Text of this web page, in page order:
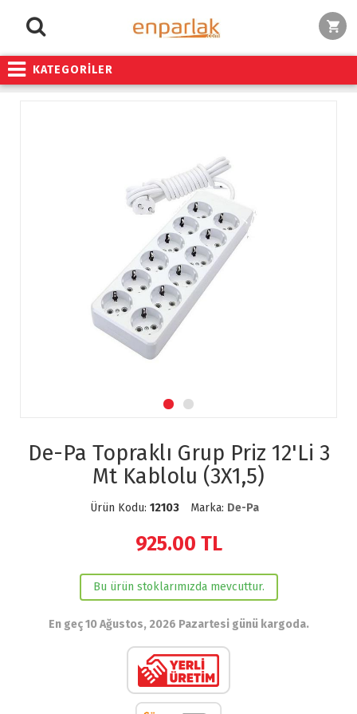
KATEGORİLER
De-Pa Topraklı Grup Priz 12'Li 3
Mt Kablolu (3X1,5)
Ürün Kodu: 12103 Marka: De-Pa
925.00 TL
Bu ürün stoklarımızda mevcuttur.
En geç 10 Ağustos, 2026 Pazartesi günü kargoda.